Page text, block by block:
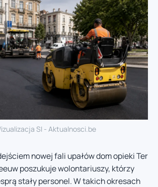
SI - Aktualnosci.be
nowej fali upałów dom opieki Ter
poszukuje wolontariuszy, którzy
stały personel. W takich okresach